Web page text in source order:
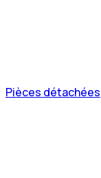
Pièces détachées